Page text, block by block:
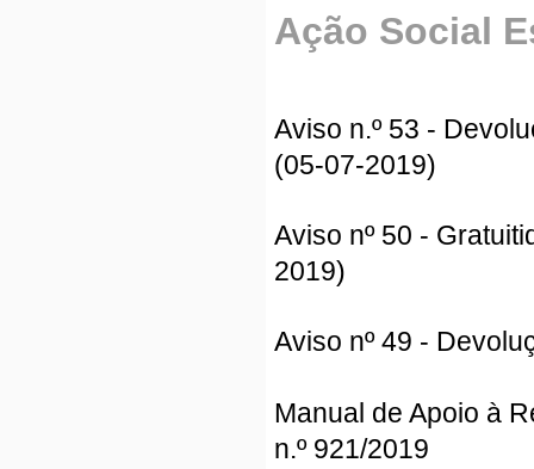
Ação Social
Aviso n.º 53 -
(05-07-2019)
Aviso nº 50 -
2019)
Aviso nº 49 -
Manual de Apoio à
n.º 921/2019